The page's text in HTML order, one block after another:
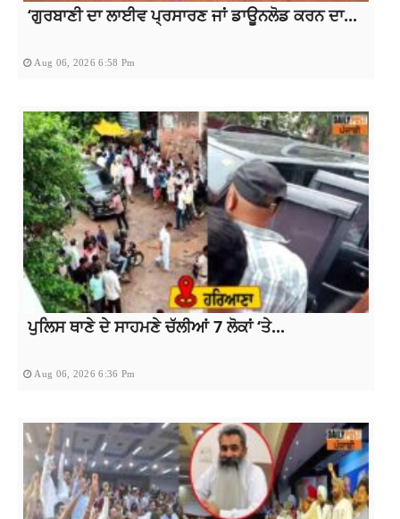
‘ਗੁਰਬਾਣੀ ਦਾ ਲਾਈਵ ਪ੍ਰਸਾਰਣ ਜਾਂ ਡਾਊਨਲੋਡ ਕਰਨ ਦਾ...
Aug 06, 2026 6:58 Pm
ਪੁਲਿਸ ਥਾਣੇ ਦੇ ਸਾਹਮਣੇ ਚੱਲੀਆਂ 7 ਲੋਕਾਂ ‘ਤੇ...
Aug 06, 2026 6:36 Pm